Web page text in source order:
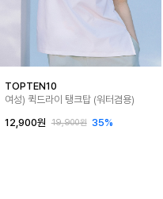
TOPTEN10
여성) 퀵드라이 탱크탑 (워터겸용)
12,900원
19,900원 35%